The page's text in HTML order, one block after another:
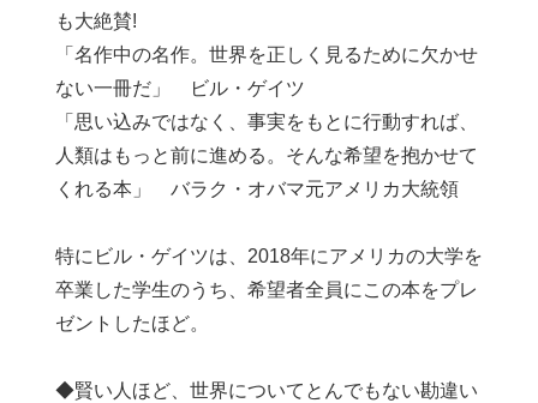
も大絶賛!
「名作中の名作。世界を正しく見るために欠かせ
ない一冊だ」 ビル・ゲイツ
「思い込みではなく、事実をもとに行動すれば、
人類はもっと前に進める。そんな希望を抱かせて
くれる本」 バラク・オバマ元アメリカ大統領
特にビル・ゲイツは、2018年にアメリカの大学を
卒業した学生のうち、希望者全員にこの本をプレ
ゼントしたほど。
◆賢い人ほど、世界についてとんでもない勘違い